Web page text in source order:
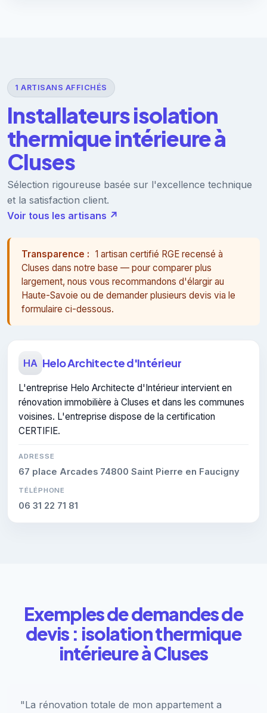
1 ARTISANS AFFICHÉS
Installateurs isolation
thermique intérieure à
Cluses
Sélection rigoureuse basée sur l'excellence technique
et la satisfaction client.
Voir tous les artisans ↗
Transparence : 1 artisan certifié RGE recensé à
Cluses dans notre base — pour comparer plus
largement, nous vous recommandons d'élargir au
Haute-Savoie ou de demander plusieurs devis via le
formulaire ci-dessous.
HA Helo Architecte d'Intérieur
L'entreprise Helo Architecte d'Intérieur intervient en
rénovation immobilière à Cluses et dans les communes
voisines. L'entreprise dispose de la certification
CERTIFIE.
ADRESSE
67 place Arcades 74800 Saint Pierre en Faucigny
TÉLÉPHONE
06 31 22 71 81
Exemples de demandes de
devis : isolation thermique
intérieure à Cluses
"La rénovation totale de mon appartement a